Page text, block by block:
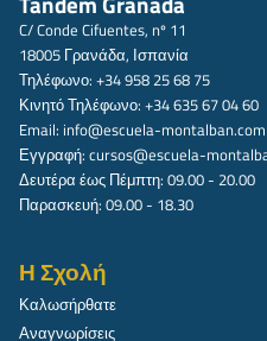
C/ Conde Cifuentes, nº 11
18005 Γρανάδα, Ισπανία
Τηλέφωνο: +34 958 25 68 75
Κινητό Τηλέφωνο: +34 635 67 04 60
Email: info@escuela-montalban.com
Εγγραφή: cursos@escuela-
Δευτέρα έως Πέμπτη: 09.00 - 20.00
Παρασκευή: 09.00 - 18.30
Η Σχολή
Καλωσήρθατε
Αναγνωρίσεις